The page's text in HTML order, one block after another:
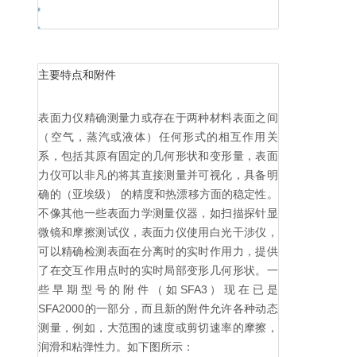
主要特点和附件
表面力仪精确测量力或存在于两种材料表面之间
（空气，蒸汽或液体）任何形式的相互作用关
系，包括其原有固定的几何形状和变形量，表面
力仪可以非凡的将其直接测量并可视化，具备明
确的（亚埃级） 的精度和热漂移方面的稳定性。
不像其他一些表面力学测量仪器，如扫描探针显
微镜和摩擦测试仪，表面力仪使用白光干涉仪，
可以精确检测表面在分离时的实时作用力，提供
了在交互作用点时的实时局部变形几何形状。一
些早期型号的附件（如SFA3）现在已是
SFA2000的一部分，而且新的附件允许各种动态
测量，例如，大范围的速度或剪切速率的摩擦，
润滑和粘弹性力。如下图所示：